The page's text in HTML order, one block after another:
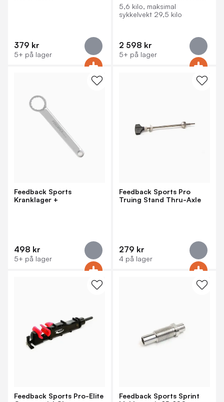
379 kr
5+ på lager
5,6 kilo, maksimal
sykkelvekt 29,5 kilo
2 598 kr
5+ på lager
Feedback Sports
Kranklager +
498 kr
5+ på lager
Feedback Sports Pro
Truing Stand Thru-Axle
279 kr
4 på lager
Feedback Sports Pro-Elite
Feedback Sports Sprint